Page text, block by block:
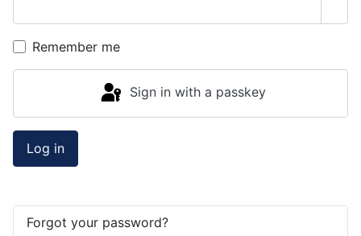
Remember me
Sign in with a passkey
Log in
Forgot your password?